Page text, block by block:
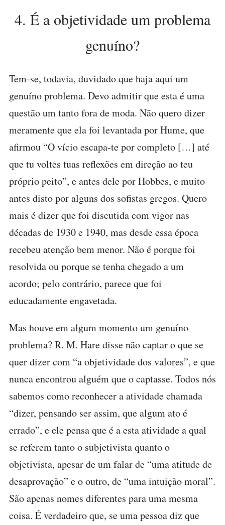
4. É a objetividade um problema
genuíno?
Tem-se, todavia, duvidado que haja aqui um
genuíno problema. Devo admitir que esta é uma
questão um tanto fora de moda. Não quero dizer
meramente que ela foi levantada por Hume, que
afirmou “O vício escapa-te por completo […] até
que tu voltes tuas reflexões em direção ao teu
próprio peito”, e antes dele por Hobbes, e muito
antes disto por alguns dos sofistas gregos. Quero
mais é dizer que foi discutida com vigor nas
décadas de 1930 e 1940, mas desde essa época
recebeu atenção bem menor. Não é porque foi
resolvida ou porque se tenha chegado a um
acordo; pelo contrário, parece que foi
educadamente engavetada.
Mas houve em algum momento um genuíno
problema? R. M. Hare disse não captar o que se
quer dizer com “a objetividade dos valores”, e que
nunca encontrou alguém que o captasse. Todos nós
sabemos como reconhecer a atividade chamada
“dizer, pensando ser assim, que algum ato é
errado”, e ele pensa que é a esta atividade a qual
se referem tanto o subjetivista quanto o
objetivista, apesar de um falar de “uma atitude de
desaprovação” e o outro, de “uma intuição moral”.
São apenas nomes diferentes para uma mesma
coisa. É verdadeiro que, se uma pessoa diz que